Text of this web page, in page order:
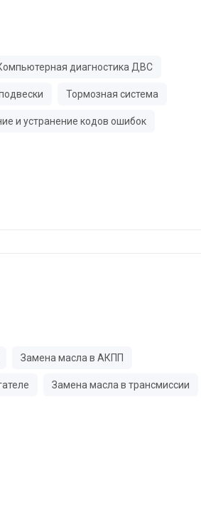
диагностика ДВС
Тормозная система
и устранение кодов ошибок
Замена масла в АКПП
Замена масла в трансмиссии